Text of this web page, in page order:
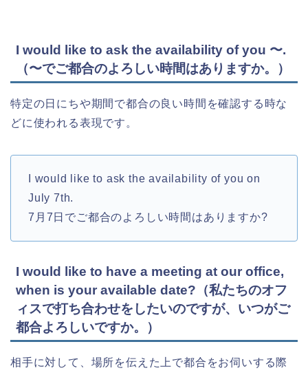
I would like to ask the availability of you 〜.
（〜でご都合のよろしい時間はありますか。）
特定の日にちや期間で都合の良い時間を確認する時な
どに使われる表現です。
I would like to ask the availability of you on
July 7th.
7月7日でご都合のよろしい時間はありますか?
I would like to have a meeting at our office,
when is your available date?（私たちのオフ
ィスで打ち合わせをしたいのですが、いつがご
都合よろしいですか。）
相手に対して、場所を伝えた上で都合をお伺いする際